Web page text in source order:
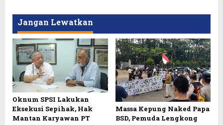
Jangan Lewatkan
Oknum SPSI Lakukan
Eksekusi Sepihak, Hak
Mantan Karyawan PT
Massa Kepung Naked Papa
BSD, Pemuda Lengkong